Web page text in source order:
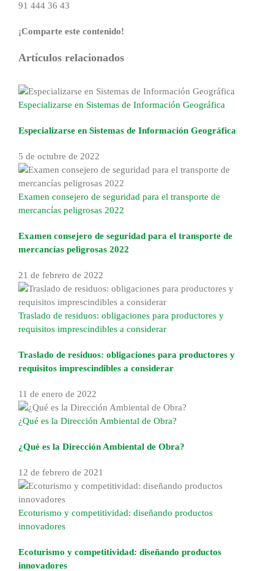
91 444 36 43
¡Comparte este contenido!
Facebook
X
Reddit
LinkedIn
WhatsApp
Tumblr
Pinterest
Correo
electrónico
Artículos relacionados
Especializarse en Sistemas de Información Geográfica
Especializarse en Sistemas de Información Geográfica
5 de octubre de 2022
Examen consejero de seguridad para el transporte de
mercancías peligrosas 2022
Examen consejero de seguridad para el transporte de
mercancías peligrosas 2022
21 de febrero de 2022
Traslado de residuos: obligaciones para productores y
requisitos imprescindibles a considerar
Traslado de residuos: obligaciones para productores y
requisitos imprescindibles a considerar
11 de enero de 2022
¿Qué es la Dirección Ambiental de Obra?
¿Qué es la Dirección Ambiental de Obra?
12 de febrero de 2021
Ecoturismo y competitividad: diseñando productos
innovadores
Ecoturismo y competitividad: diseñando productos
innovadores